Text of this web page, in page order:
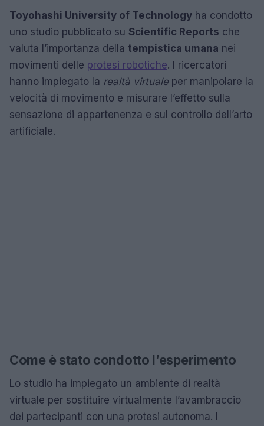
Toyohashi University of Technology ha condotto
uno studio pubblicato su Scientific Reports che
valuta l’importanza della tempistica umana nei
movimenti delle protesi robotiche. I ricercatori
hanno impiegato la realtà virtualeper manipolare la
velocità di movimento e misurare l’effetto sulla
sensazione di appartenenza e sul controllo dell’arto
artificiale.
Come è stato condotto l’esperimento
Lo studio ha impiegato un ambiente di realtà
virtuale per sostituire virtualmente l’avambraccio
dei partecipanti con una protesi autonoma. I